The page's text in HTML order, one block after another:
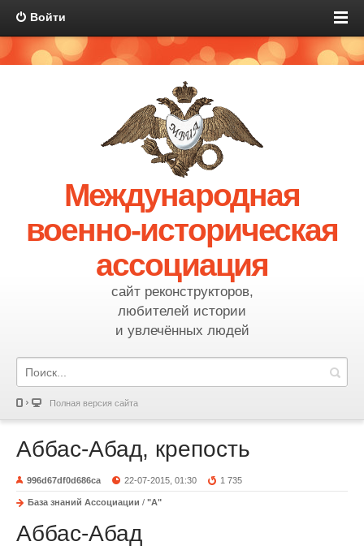
Войти
Международная
военно-историческая
ассоциация
сайт реконструкторов,
любителей истории
и увлечённых людей
Полная версия сайта
Аббас-Абад, крепость
996d67df0d686ca 22-07-2015, 01:30 1 735
База знаний Ассоциации / "А"
Аббас-Абад